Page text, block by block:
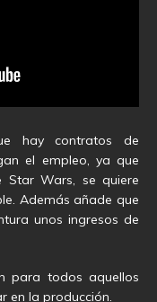
hay contratos de
el empleo, ya que
Star Wars, se quiere
Además añade que
unos ingresos de
para todos aquellos
en la producción.